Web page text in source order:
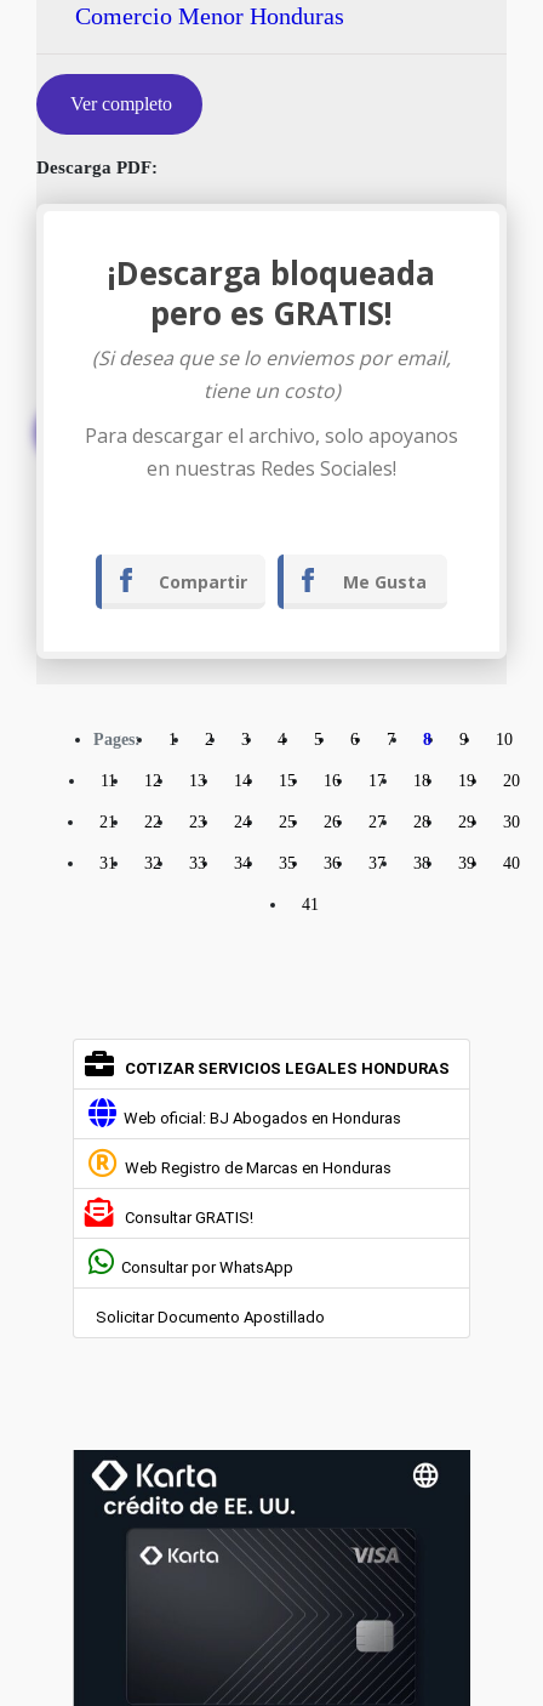
Comercio Menor Honduras
Ver completo
Descarga PDF:
Descargar
¡Descarga bloqueada
pero es GRATIS!
(Si desea que se lo enviemos por email,
tiene un costo)
Para descargar el archivo, solo apoyanos
en nuestras Redes Sociales!
Compartir Me Gusta
Pages: 1 2 3 4 5 6 7 8 9 10
11 12 13 14 15 16 17 18 19 20
21 22 23 24 25 26 27 28 29 30
31 32 33 34 35 36 37 38 39 40
41
COTIZAR SERVICIOS LEGALES HONDURAS
Web oficial: BJ Abogados en Honduras
Web Registro de Marcas en Honduras
Consultar GRATIS!
Consultar por WhatsApp
Solicitar Documento Apostillado